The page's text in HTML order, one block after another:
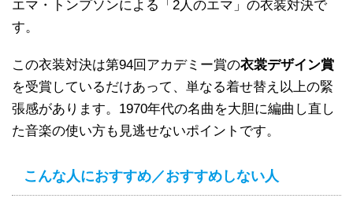
エマ・トンプソンによる「2人のエマ」の衣装対決で
す。
この衣装対決は第94回アカデミー賞の衣裳デザイン賞
を受賞しているだけあって、単なる着せ替え以上の緊
張感があります。1970年代の名曲を大胆に編曲し直し
た音楽の使い方も見逃せないポイントです。
こんな人におすすめ／おすすめしない人